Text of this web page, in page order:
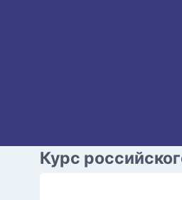
Курс